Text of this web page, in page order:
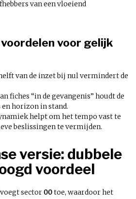
van een vloeiend
voor gelijk
van de inzet bij nul vermindert de
fiches “in de gevangenis” houdt de
en horizon in stand.
helpt om het tempo vast te
beslissingen te vermijden.
versie: dubbele
voordeel
sector00toe, waardoor het